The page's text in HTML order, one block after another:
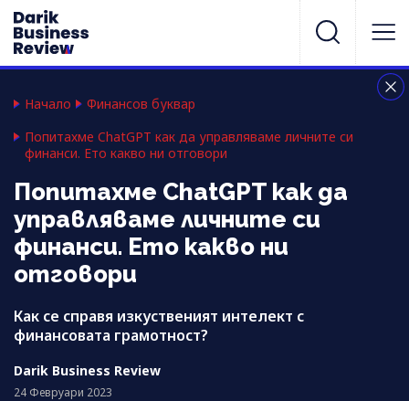
Начало
Финансов буквар
Попитахме ChatGPT как да управляваме личните си
финанси. Ето какво ни отговори
Попитахме ChatGPT как да
управляваме личните си
финанси. Ето какво ни
отговори
Как се справя изкуственият интелект с
финансовата грамотност?
Darik Business Review
24 Февруари 2023